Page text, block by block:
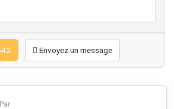
Envoyez un message